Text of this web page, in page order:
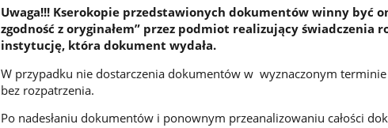
Uwaga!!! Kserokopie przedstawionych dokumentów winny być
zgodność z oryginałem” przez podmiot realizujący świadczenia
instytucję, która dokument wydała.
W przypadku nie dostarczenia dokumentów w wyznaczonym
bez rozpatrzenia.
Po nadesłaniu dokumentów i ponownym przeanalizowaniu całości